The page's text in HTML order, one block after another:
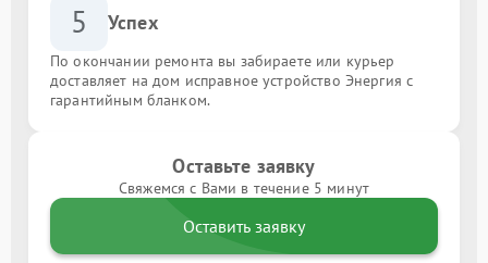
5 Успех
По окончании ремонта вы забираете или курьер
доставляет на дом исправное устройство Энергия с
гарантийным бланком.
Оставьте заявку
Свяжемся с Вами в течение 5 минут
Оставить заявку